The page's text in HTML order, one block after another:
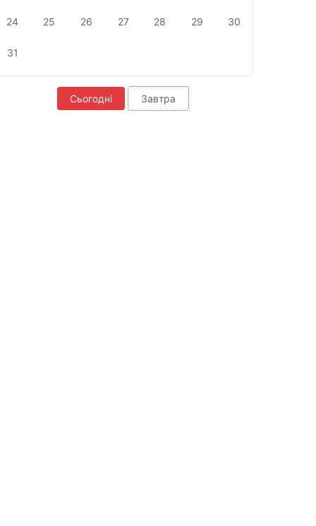
24 25 26 27 28 29 30
31
Сьогодні Завтра